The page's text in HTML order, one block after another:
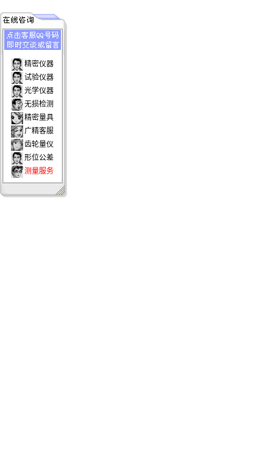
精密仪器
试验仪器
光学仪器
无损检测
精密量具
广精客服
齿轮量仪
形位公差
测量服务